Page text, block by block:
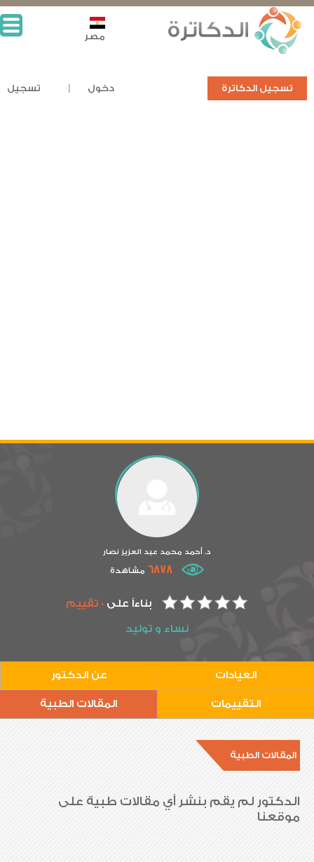
تسجيل الدكاترة دخول تسجيل
مصر
د. أحمد محمد عبد العزيز نصار
6878 مشاهدة
بناءاً على0 تقييم
نساء و توليد
العيادات عن الدكتور
التقييمات المقالات الطبية
المقالات الطبية
الدكتور لم يقم بنشر أي مقالات طبية على
موقعنا